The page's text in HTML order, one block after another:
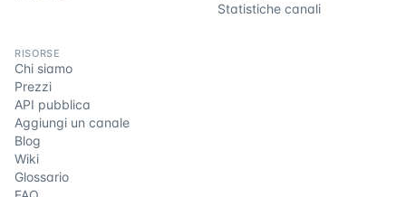
Statistiche canali
RISORSE
Chi siamo
Prezzi
API pubblica
Aggiungi un canale
Blog
Wiki
Glossario